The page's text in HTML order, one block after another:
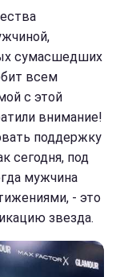
сумасшедших
всем
с этой
внимание!
поддержку
сегодня, под
мужчина
- это
звезда.